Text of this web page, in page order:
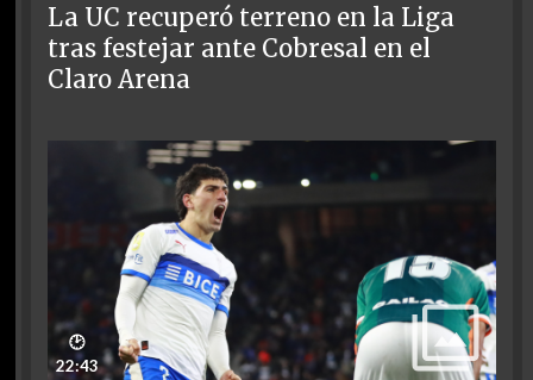
La UC recuperó terreno en la Liga
tras festejar ante Cobresal en el
Claro Arena
🕑
22:43